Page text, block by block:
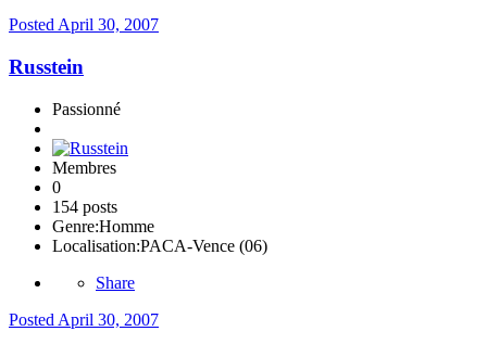
Posted April 30, 2007
Russtein
Passionné
Membres
0
154 posts
Genre:Homme
Localisation:PACA-Vence (06)
Share
Posted April 30, 2007